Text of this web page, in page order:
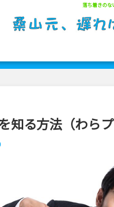
落ち着きのな
知る方法（わらプ